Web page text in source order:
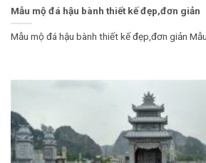
Mẫu mộ đá hậu bành thiết kế đẹp,đơn giản
Mẫu mộ đá hậu bành thiết kế đẹp,đơn giản